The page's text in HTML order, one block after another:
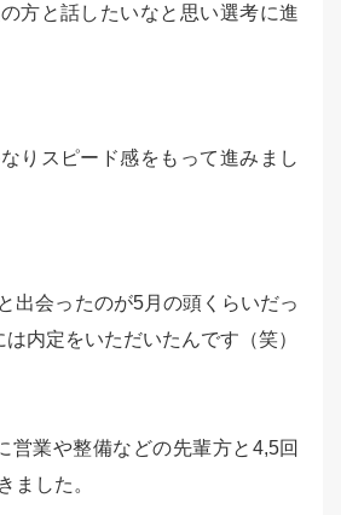
方と話したいなと思い選考に進
りスピード感をもって進みまし
出会ったのが5月の頭くらいだっ
内定をいただいたんです（笑）
営業や整備などの先輩方と4,5回
ました。